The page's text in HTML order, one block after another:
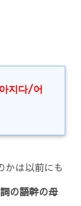
아지다/어
かは以前にも
の語幹の母